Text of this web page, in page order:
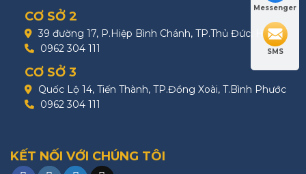
CƠ SỞ 2
39 đường 17, P.Hiệp Bình Chánh, TP.Thủ Đức, HCM
0962 304 111
CƠ SỞ 3
Quốc Lộ 14, Tiến Thành, TP.Đồng Xoài, T.Bình Phước
0962 304 111
KẾT NỐI VỚI CHÚNG TÔI
Messenger
SMS